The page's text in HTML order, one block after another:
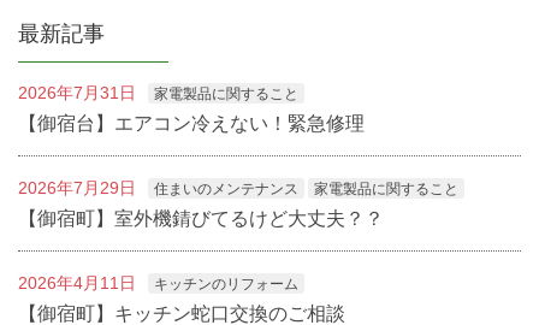
最新記事
2026年7月31日 家電製品に関すること
【御宿台】エアコン冷えない！緊急修理
2026年7月29日 住まいのメンテナンス 家電製品に関すること
【御宿町】室外機錆びてるけど大丈夫？？
2026年4月11日 キッチンのリフォーム
【御宿町】キッチン蛇口交換のご相談